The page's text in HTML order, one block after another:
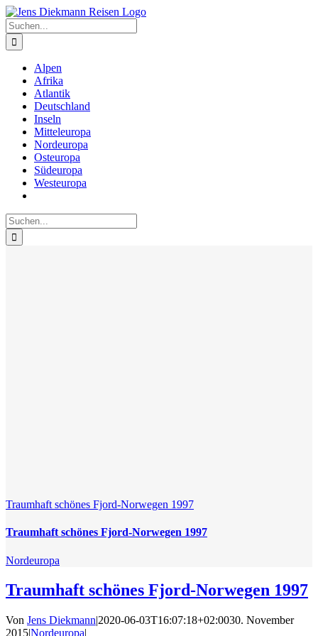
Zum
Inhalt
springen
Suche
nach:
Alpen
Afrika
Atlantik
Deutschland
Inseln
Mitteleuropa
Nordeuropa
Osteuropa
Südeuropa
Westeuropa
Suche
nach:
Traumhaft schönes Fjord-Norwegen 1997
Traumhaft schönes Fjord-Norwegen 1997
Nordeuropa
Traumhaft schönes Fjord-Norwegen 1997
Von Jens Diekmann|2020-06-03T16:07:18+02:0030. November
2015|Nordeuropa|